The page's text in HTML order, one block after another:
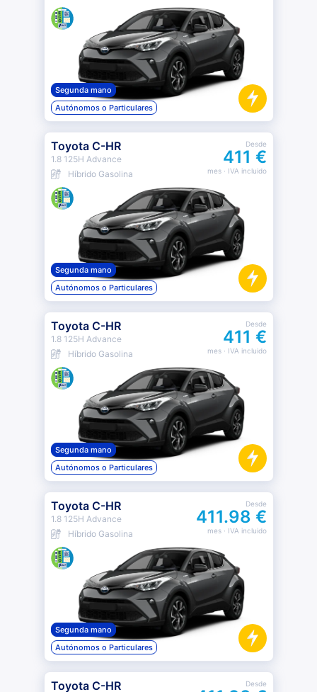
Segunda mano
Autónomos o Particulares
Toyota C-HR
1.8 125H Advance
Híbrido Gasolina
Desde
411 €
mes· IVA incluido
Segunda mano
Autónomos o Particulares
Toyota C-HR
1.8 125H Advance
Híbrido Gasolina
Desde
411 €
mes· IVA incluido
Segunda mano
Autónomos o Particulares
Toyota C-HR
1.8 125H Advance
Híbrido Gasolina
Desde
411.98 €
mes· IVA incluido
Segunda mano
Autónomos o Particulares
Toyota C-HR Desde